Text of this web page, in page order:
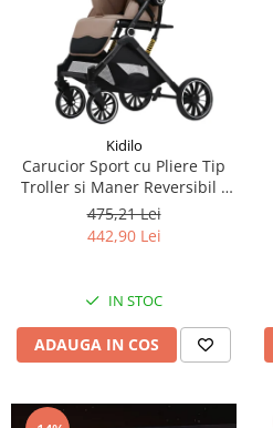
Kidilo
Carucior Sport cu Pliere Tip
Troller si Maner Reversibil -
Bej
475,21 Lei
442,90 Lei
IN STOC
ADAUGA IN COS